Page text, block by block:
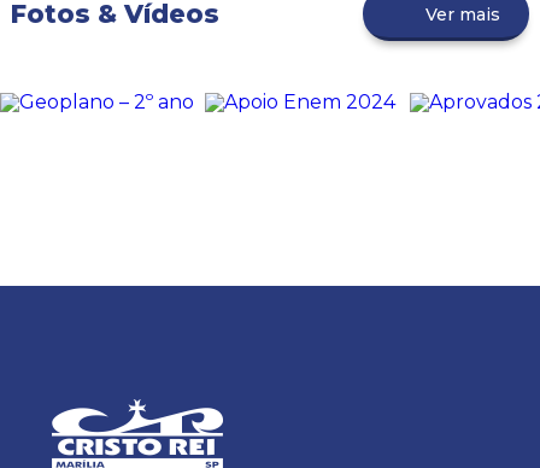
Fotos & Vídeos Ver mais